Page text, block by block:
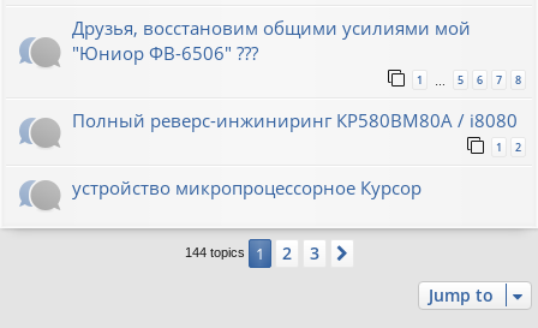
Друзья, восстановим общими усилиями мой
"Юниор ФВ-6506" ???
1 … 5 6 7 8
Полный реверс-инжиниринг КР580ВМ80А / i8080
1 2
устройство микропроцессорное Курсор
144 topics 1 2 3
Jump to